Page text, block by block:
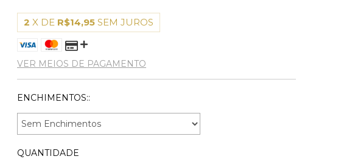
2 X DE R$14,95 SEM JUROS
VER MEIOS DE PAGAMENTO
ENCHIMENTOS::
QUANTIDADE